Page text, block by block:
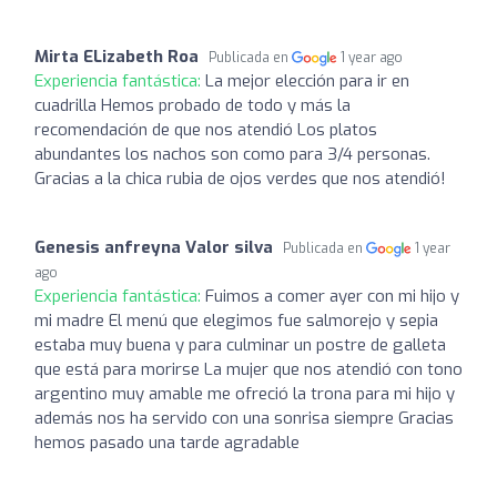
Mirta ELizabeth Roa Publicada en 1 year ago
Experiencia fantástica: La mejor elección para ir en
cuadrilla Hemos probado de todo y más la
recomendación de que nos atendió Los platos
abundantes los nachos son como para 3/4 personas.
Gracias a la chica rubia de ojos verdes que nos atendió!
Genesis anfreyna Valor silva Publicada en
1 year
ago
Experiencia fantástica: Fuimos a comer ayer con mi hijo y
mi madre El menú que elegimos fue salmorejo y sepia
estaba muy buena y para culminar un postre de galleta
que está para morirse La mujer que nos atendió con tono
argentino muy amable me ofreció la trona para mi hijo y
además nos ha servido con una sonrisa siempre Gracias
hemos pasado una tarde agradable